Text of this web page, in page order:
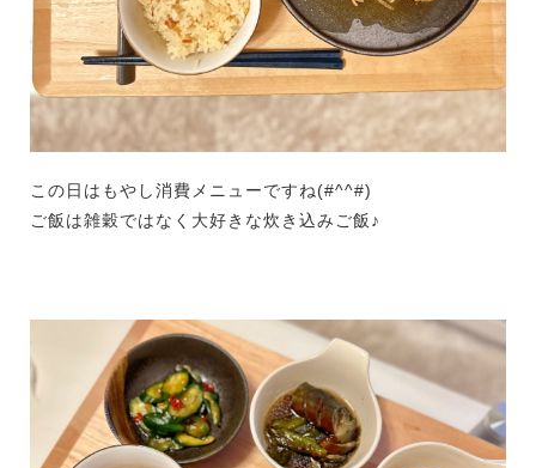
この日はもやし消費メニューですね(#^^#)
ご飯は雑穀ではなく大好きな炊き込みご飯♪